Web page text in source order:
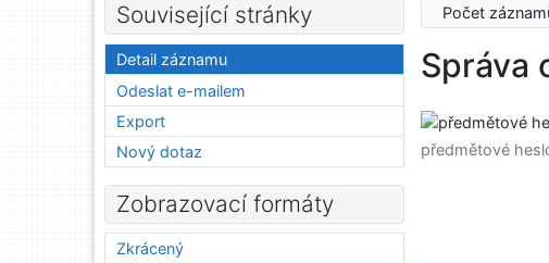
Počet
Správa
předmětové
Související stránky
Detail záznamu
Odeslat e-mailem
Export
Nový dotaz
Zobrazovací formáty
Zkrácený